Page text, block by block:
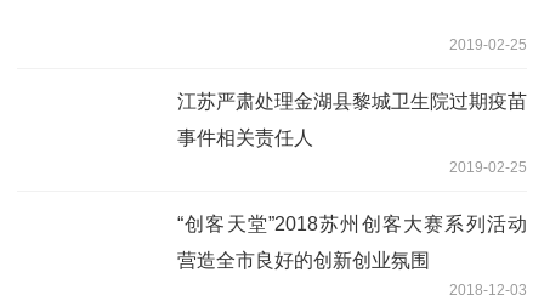
2019-02-25
江苏严肃处理金湖县黎城卫生院过期疫苗
事件相关责任人
2019-02-25
“创客天堂”2018苏州创客大赛系列活动
营造全市良好的创新创业氛围
2018-12-03